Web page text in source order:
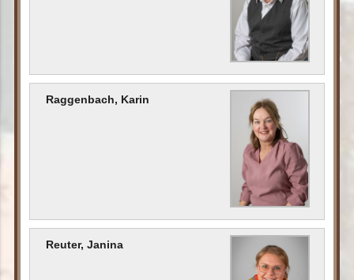
Raggenbach, Karin
Reuter, Janina